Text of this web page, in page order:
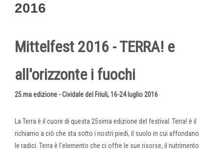
2016
Mittelfest 2016 - TERRA! e
all'orizzonte i fuochi
25.ma edizione - Cividale del Friuli, 16-24 luglio 2016
La Terra è il cuore di questa 25sima edizione del festival. Terra! è il
richiamo a ciò che sta sotto i nostri piedi, il suolo in cui affondano
le radici. Terra è l’elemento che ci offre le sue risorse, il nutrimento